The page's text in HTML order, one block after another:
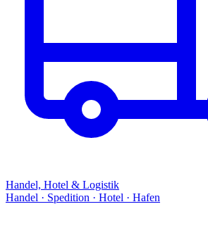
Handel, Hotel & Logistik
Handel · Spedition · Hotel · Hafen